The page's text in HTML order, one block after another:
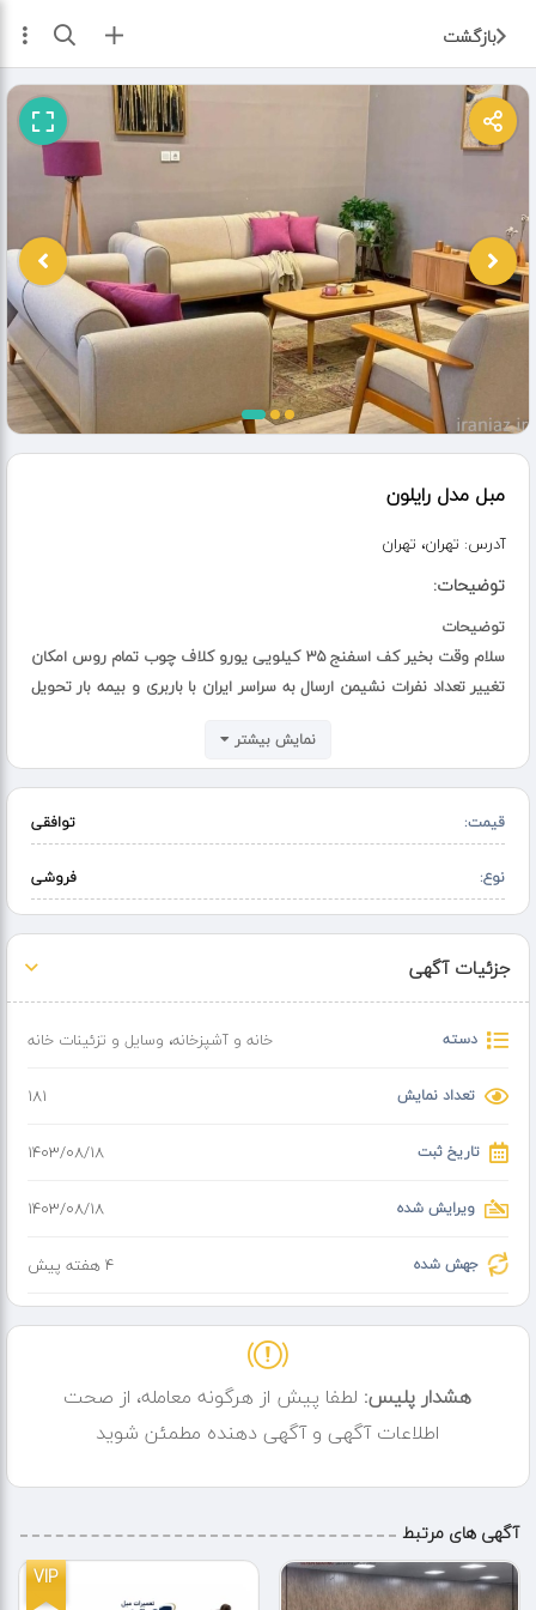
بازگشت ثبت آگهی
مبل مدل رایلون
آدرس: تهران، تهران
توضیحات:
توضیحات
سلام وقت بخیر کف اسفنج ۳۵ کیلویی یورو کلاف چوب تمام روس امکان
تغییر تعداد نفرات نشیمن ارسال به سراسر ایران با باربری و بیمه بار تحویل
بیش از ۳۰ مدل مبل
نمایش بیشتر
قیمت: توافقی
نوع: فروشی
جزئیات آگهی
دسته خانه و آشپزخانه، وسایل و تزئینات خانه
تعداد نمایش 181
تاریخ ثبت ۱۴۰۳/۰۸/۱۸
ویرایش شده ۱۴۰۳/۰۸/۱۸
جهش شده 4 هفته پیش
هشدار پلیس: لطفا پیش از هرگونه معامله، از صحت
اطلاعات آگهی و آگهی دهنده مطمئن شوید
آگهی های مرتبط
VIP